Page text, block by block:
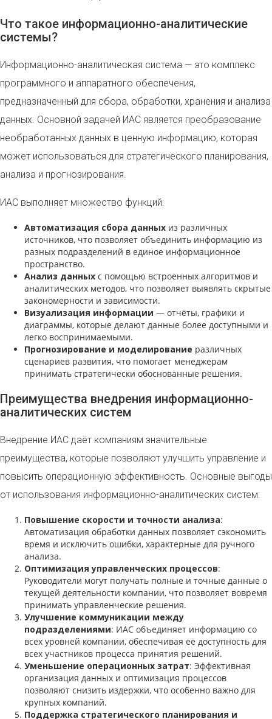
Что такое информационно-аналитические
системы?
Информационно-аналитическая система — это комплекс
программного и аппаратного обеспечения,
предназначенный для сбора, обработки, хранения и анализа
данных. Основной задачей ИАС является преобразование
необработанных данных в ценную информацию, которая
может использоваться для стратегического планирования,
анализа и прогнозирования.
ИАС выполняет множество функций:
Автоматизация сбора данных из различных
источников, что позволяет объединить информацию из
разных подразделений в единое информационное
пространство.
Анализ данных с помощью встроенных алгоритмов и
аналитических методов, что позволяет выявлять скрытые
закономерности и зависимости.
Визуализация информации — отчёты, графики и
диаграммы, которые делают данные более доступными и
легко воспринимаемыми.
Прогнозирование и моделирование различных
сценариев развития, что помогает менеджерам
принимать стратегически обоснованные решения.
Преимущества внедрения информационно-
аналитических систем
Внедрение ИАС даёт компаниям значительные
преимущества, которые позволяют улучшить управление и
повысить операционную эффективность. Основные выгоды
от использования информационно-аналитических систем:
Повышение скорости и точности анализа:
Автоматизация обработки данных позволяет сэкономить
время и исключить ошибки, характерные для ручного
анализа.
Оптимизация управленческих процессов:
Руководители могут получать полные и точные данные о
текущей деятельности компании, что позволяет вовремя
принимать управленческие решения.
Улучшение коммуникации между
подразделениями: ИАС объединяет информацию со
всех уровней компании, обеспечивая её доступность для
всех участников процесса принятия решений.
Уменьшение операционных затрат: Эффективная
организация данных и оптимизация процессов
позволяют снизить издержки, что особенно важно для
крупных компаний.
Поддержка стратегического планирования и